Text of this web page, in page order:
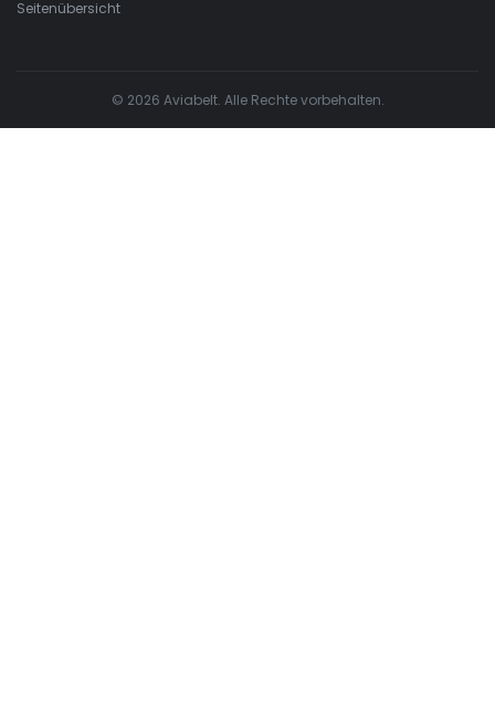
Seitenübersicht
© 2026 Aviabelt. Alle Rechte vorbehalten.